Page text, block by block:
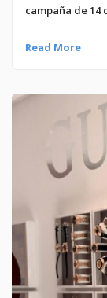
campaña de 14
Read More